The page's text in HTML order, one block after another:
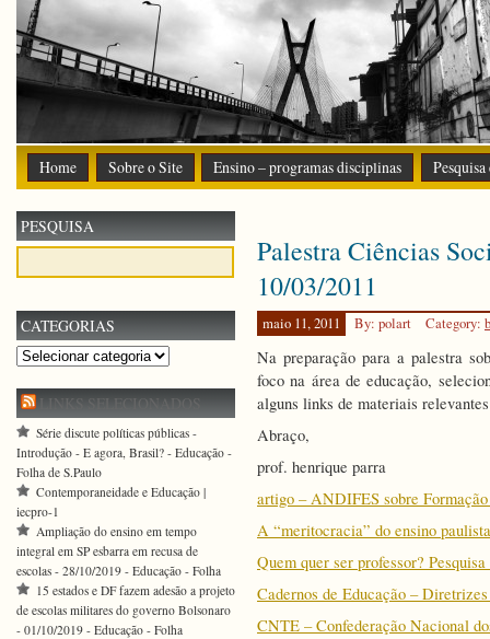
Home Sobre o Site Ensino – programas disciplinas
Palestra Ciências
10/03/2011
maio 11, 2011 By: polart Category:
Na preparação para a palestra
foco na área de educação,
alguns links de materiais
Abraço,
prof. henrique parra
artigo – ANDIFES sobre Formação
A “meritocracia” do ensino
Quem quer ser professor?
Cadernos de Educação –
CNTE – Confederação Nacional
PESQUISA
CATEGORIAS
Categorias
LINKS SELECIONADOS
Série discute políticas públicas -
Introdução - E agora, Brasil? - Educação -
Folha de S.Paulo
Contemporaneidade e Educação |
iecpro-1
Ampliação do ensino em tempo
integral em SP esbarra em recusa de
escolas - 28/10/2019 - Educação - Folha
15 estados e DF fazem adesão a projeto
de escolas militares do governo Bolsonaro
- 01/10/2019 - Educação - Folha